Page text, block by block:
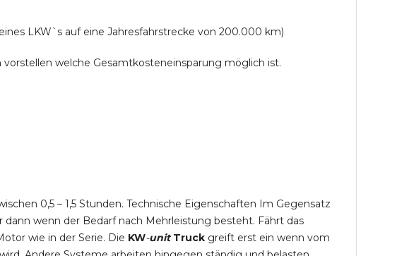
LKW`s auf eine Jahresfahrstrecke von 200.000 km)
welche Gesamtkosteneinsparung möglich ist.
0,5 – 1,5 Stunden. Technische Eigenschaften Im Gegensatz
wenn der Bedarf nach Mehrleistung besteht. Fährt das
wie in der Serie. Die KW-unit Truck greift erst ein wenn vom